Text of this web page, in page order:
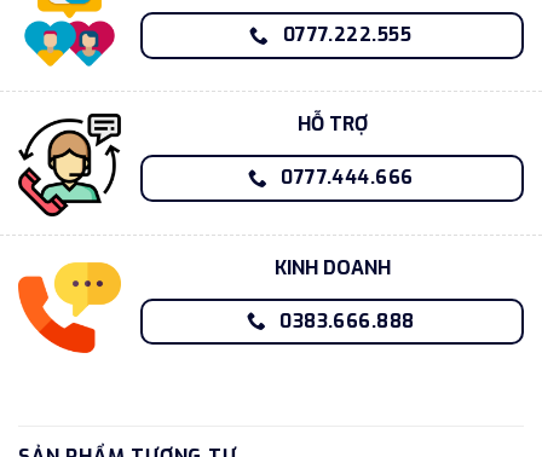
0777.222.555
HỖ TRỢ
0777.444.666
KINH DOANH
0383.666.888